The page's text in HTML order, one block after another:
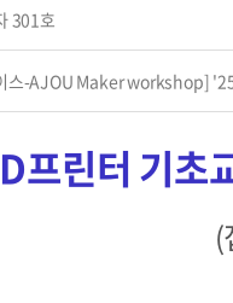
301호
스-AJOU Maker workshop]
프린터 기초